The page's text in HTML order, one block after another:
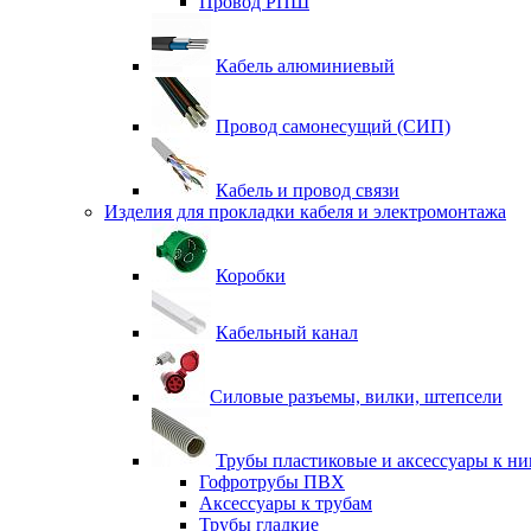
Кабель алюминиевый
Провод самонесущий (СИП)
Кабель и провод связи
Изделия для прокладки кабеля и электромонтажа
Коробки
Кабельный канал
Силовые разъемы, вилки, штепсели
Трубы пластиковые и аксессуары к
Гофротрубы ПВХ
Аксессуары к трубам
Трубы гладкие